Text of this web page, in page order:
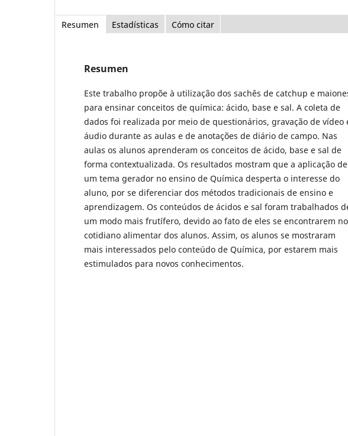
Resumen Estadísticas Cómo citar
Resumen
Este trabalho propõe à utilização dos sachês de catchup e
para ensinar conceitos de química: ácido, base e sal. A coleta de
dados foi realizada por meio de questionários, gravação de vídeo
áudio durante as aulas e de anotações de diário de campo. Nas
aulas os alunos aprenderam os conceitos de ácido, base e sal de
forma contextualizada. Os resultados mostram que a aplicação de
um tema gerador no ensino de Química desperta o interesse do
aluno, por se diferenciar dos métodos tradicionais de ensino e
aprendizagem. Os conteúdos de ácidos e sal foram trabalhados
um modo mais frutífero, devido ao fato de eles se encontrarem no
cotidiano alimentar dos alunos. Assim, os alunos se mostraram
mais interessados pelo conteúdo de Química, por estarem mais
estimulados para novos conhecimentos.